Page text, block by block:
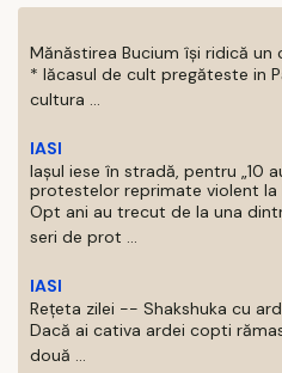
Mănăstirea Bucium își ridică un
* lăcasul de cult pregăteste in
cultura ...
IASI
Iașul iese în stradă, pentru „10
protestelor reprimate violent la
Opt ani au trecut de la una
seri de prot ...
IASI
Rețeta zilei -- Shakshuka cu
Dacă ai cativa ardei copti
două ...